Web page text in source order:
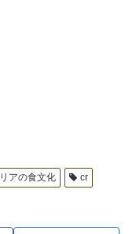
アの食文化 cr